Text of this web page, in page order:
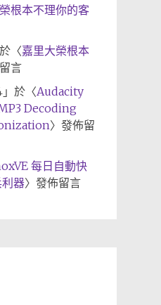
根本不理你的客
〈嘉里大榮根本
言
」於〈Audacity
Decoding
〉發佈留
每日自動快
器〉發佈留言